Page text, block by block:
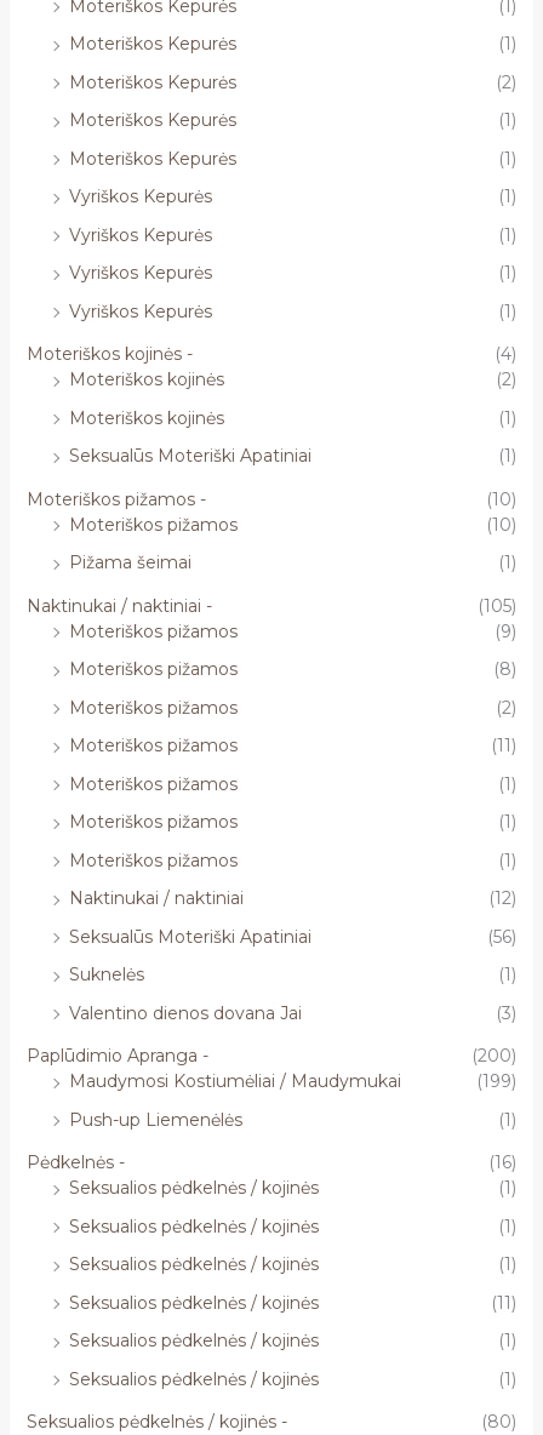
Moteriškos Kepurės
(1)
Moteriškos Kepurės
(1)
Moteriškos Kepurės
(2)
Moteriškos Kepurės
(1)
Moteriškos Kepurės
(1)
Vyriškos Kepurės
(1)
Vyriškos Kepurės
(1)
Vyriškos Kepurės
(1)
Vyriškos Kepurės
(1)
Moteriškos kojinės -
(4)
Moteriškos kojinės
(2)
Moteriškos kojinės
(1)
Seksualūs Moteriški Apatiniai
(1)
Moteriškos pižamos -
(10)
Moteriškos pižamos
(10)
Pižama šeimai
(1)
Naktinukai / naktiniai -
(105)
Moteriškos pižamos
(9)
Moteriškos pižamos
(8)
Moteriškos pižamos
(2)
Moteriškos pižamos
(11)
Moteriškos pižamos
(1)
Moteriškos pižamos
(1)
Moteriškos pižamos
(1)
Naktinukai / naktiniai
(12)
Seksualūs Moteriški Apatiniai
(56)
Suknelės
(1)
Valentino dienos dovana Jai
(3)
Paplūdimio Apranga -
(200)
Maudymosi Kostiumėliai / Maudymukai
(199)
Push-up Liemenėlės
(1)
Pėdkelnės -
(16)
Seksualios pėdkelnės / kojinės
(1)
Seksualios pėdkelnės / kojinės
(1)
Seksualios pėdkelnės / kojinės
(1)
Seksualios pėdkelnės / kojinės
(11)
Seksualios pėdkelnės / kojinės
(1)
Seksualios pėdkelnės / kojinės
(1)
Seksualios pėdkelnės / kojinės -
(80)